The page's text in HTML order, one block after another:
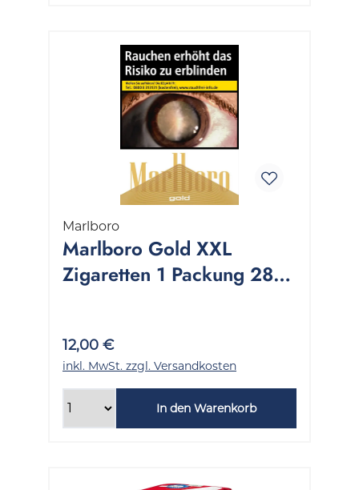
Marlboro
Marlboro Gold XXL
Zigaretten 1 Packung 28
12,00 €
inkl. MwSt. zzgl. Versandkosten
In den Warenkorb